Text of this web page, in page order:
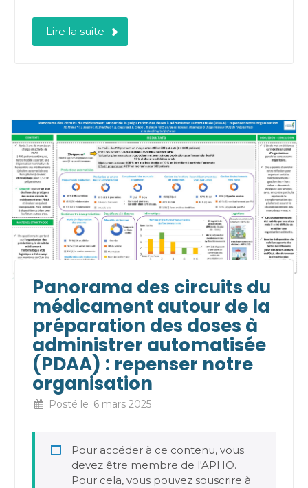
Lire la suite
Panorama des circuits du
médicament autour de la
préparation des doses à
administrer automatisée
(PDAA) : repenser notre
organisation
Posté le 6 mars 2025
Pour accéder à ce contenu, vous
devez être membre de l'APHO.
Pour cela, vous pouvez souscrire à